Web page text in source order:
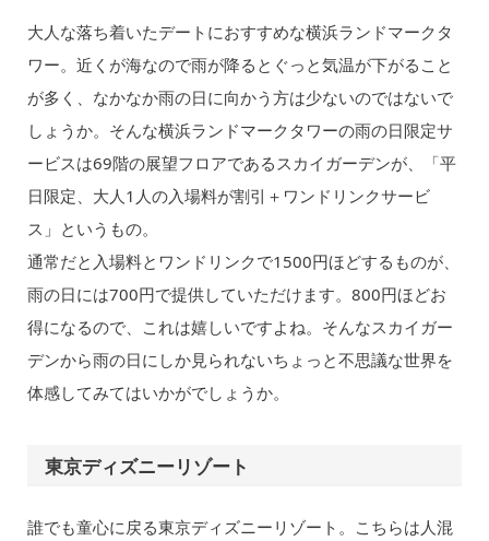
大人な落ち着いたデートにおすすめな横浜ランドマークタ
ワー。近くが海なので雨が降るとぐっと気温が下がること
が多く、なかなか雨の日に向かう方は少ないのではないで
しょうか。そんな横浜ランドマークタワーの雨の日限定サ
ービスは69階の展望フロアであるスカイガーデンが、「平
日限定、大人1人の入場料が割引＋ワンドリンクサービ
ス」というもの。
通常だと入場料とワンドリンクで1500円ほどするものが、
雨の日には700円で提供していただけます。800円ほどお
得になるので、これは嬉しいですよね。そんなスカイガー
デンから雨の日にしか見られないちょっと不思議な世界を
体感してみてはいかがでしょうか。
東京ディズニーリゾート
誰でも童心に戻る東京ディズニーリゾート。こちらは人混